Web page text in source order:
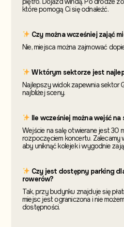
które pomogą Ci się odnaleźć.
Czy można wcześniej zająć
Nie, miejsca można zajmować
W którym sektorze jest
Najlepszy widok zapewnia sektor
najbliżej sceny.
Ile wcześniej można wejść
Wejście na salę otwierane jest 30
rozpoczęciem koncertu. Zalecamy
aby uniknąć kolejek i wygodnie
Czy jest dostępny parking
rowerów?
Tak, przy budynku znajduje się
miejsc jest ograniczona i nie
dostępności.